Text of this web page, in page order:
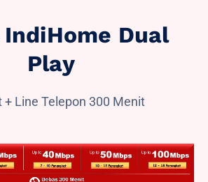
Dual
Play
+ Line Telepon 300 Menit